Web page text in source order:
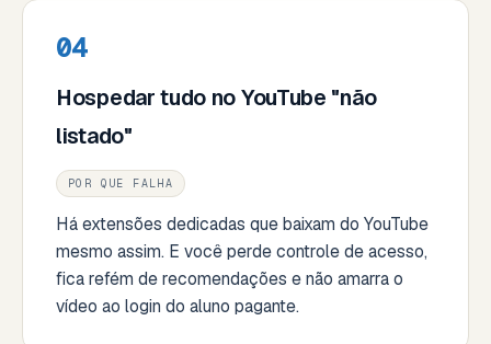
04
Hospedar tudo no YouTube "não
listado"
POR QUE FALHA
Há extensões dedicadas que baixam do YouTube
mesmo assim. E você perde controle de acesso,
fica refém de recomendações e não amarra o
vídeo ao login do aluno pagante.